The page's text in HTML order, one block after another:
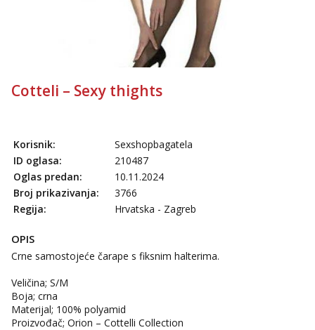
064/677-677 - Kod: #123
tel:0,93€ - mob:1,12€ min
Čekam tvoj poziv!
Tel:064/677-677 - Kod: #142
tel:0,93€ - mob:1,12€ min
Cotteli – Sexy thights
Korisnik:
Sexshopbagatela
ID oglasa:
210487
Oglas predan:
10.11.2024
Broj prikazivanja:
3766
Regija:
Hrvatska - Zagreb
OPIS
Crne samostojeće čarape s fiksnim halterima.
Veličina; S/M
Boja; crna
Materijal; 100% polyamid
Proizvođač; Orion – Cottelli Collection